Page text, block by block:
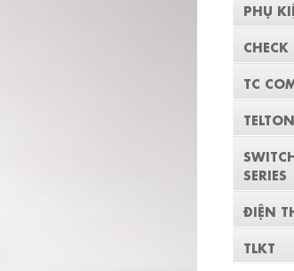
PHỤ
TC
SERIES
ĐIỆN
TLKT